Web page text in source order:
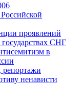
проявлений
СНГ
в
репортажи
ненависти